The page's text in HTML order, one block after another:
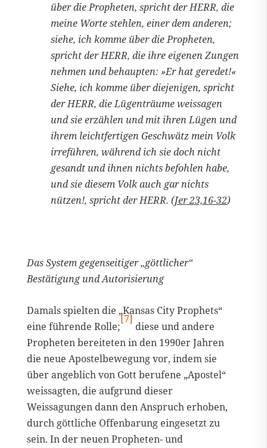
über die Propheten, spricht der HERR, die
meine Worte stehlen, einer dem anderen;
siehe, ich komme über die Propheten,
spricht der HERR, die ihre eigenen Zungen
nehmen und behaupten: »Er hat geredet!«
Siehe, ich komme über diejenigen, spricht
der HERR, die Lügenträume weissagen
und sie erzählen und mit ihren Lügen und
ihrem leichtfertigen Geschwätz mein Volk
irreführen, während ich sie doch nicht
gesandt und ihnen nichts befohlen habe,
und sie diesem Volk auch gar nichts
nützen!, spricht der HERR. (Jer 23,16-32)
Das System gegenseitiger „göttlicher“
Bestätigung und Autorisierung
Damals spielten die „Kansas City Prophets“
eine führende Rolle;
[7]
diese und andere
Propheten bereiteten in den 1990er Jahren
die neue Apostelbewegung vor, indem sie
über angeblich von Gott berufene „Apostel“
weissagten, die aufgrund dieser
Weissagungen dann den Anspruch erhoben,
durch göttliche Offenbarung eingesetzt zu
sein. In der neuen Propheten- und